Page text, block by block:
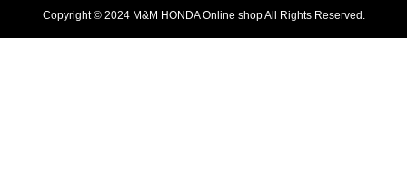
Copyright © 2024 M&M HONDA Online shop All Rights Reserved.